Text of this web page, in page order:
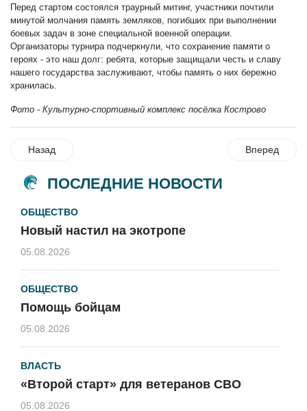
Перед стартом состоялся траурный митинг, участники почтили
минутой молчания память земляков, погибших при выполнении
боевых задач в зоне специальной военной операции.
Организаторы турнира подчеркнули, что сохранение памяти о
героях - это наш долг: ребята, которые защищали честь и славу
нашего государства заслуживают, чтобы память о них бережно
хранилась.
Фото - Культурно-спортивный комплекс посёлка Кострово
Назад Вперед
ПОСЛЕДНИЕ НОВОСТИ
ОБЩЕСТВО
Новый настил на экотропе
05.08.2026
ОБЩЕСТВО
Помощь бойцам
05.08.2026
ВЛАСТЬ
«Второй старт» для ветеранов СВО
05.08.2026